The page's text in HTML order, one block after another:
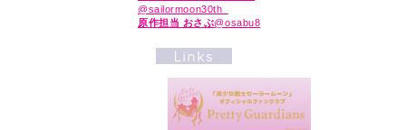
@sailormoon30th_
原作担当 おさぶ@osabu8